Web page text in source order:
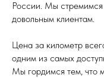
России. Мы
довольным клиентам.
Цена за километр
одним из самых
Мы гордимся тем, что